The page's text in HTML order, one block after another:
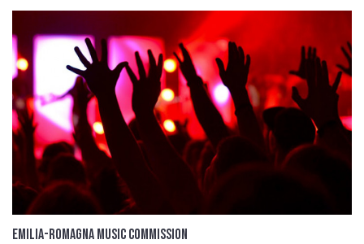
Emilia-Romagna Music Commission